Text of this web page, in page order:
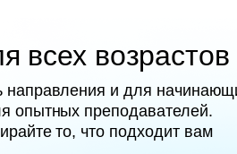
всех возрастов
направления и для
опытных преподавателей.
то, что подходит вам